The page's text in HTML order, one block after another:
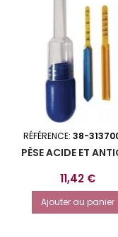
RÉFÉRENCE: 38-
PÈSE ACIDE ET
Prix
11,42 €
Ajouter au panier